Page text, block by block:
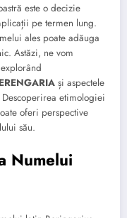
este o decizie
pe termen lung.
ales poate adăuga
Astăzi, ne vom
și aspectele
Descoperirea etimologiei
oferi perspective
său.
Numelui